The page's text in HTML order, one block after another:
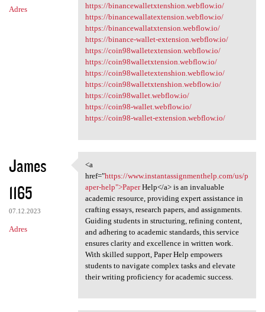
Adres
https://binancewalletxtenshion.webflow.io/
https://binancewallatextension.webflow.io/
https://binancewallatxtension.webflow.io/
https://binance-wallet-extension.webflow.io/
https://coin98walletextension.webflow.io/
https://coin98walletxtension.webflow.io/
https://coin98walletextenshion.webflow.io/
https://coin98walletxtenshion.webflow.io/
https://coin98wallet.webflow.io/
https://coin98-wallet.webflow.io/
https://coin98-wallet-extension.webflow.io/
James
1165
07.12.2023
Adres
<a href="https://www
<a
href="https://www.instantassignmenthelp.com/us/p
aper-help">PaperHelp</a> is an invaluable
academic resource, providing expert assistance in
crafting essays, research papers, and assignments.
Guiding students in structuring, refining content,
and adhering to academic standards, this service
ensures clarity and excellence in written work.
With skilled support, Paper Help empowers
students to navigate complex tasks and elevate
their writing proficiency for academic success.